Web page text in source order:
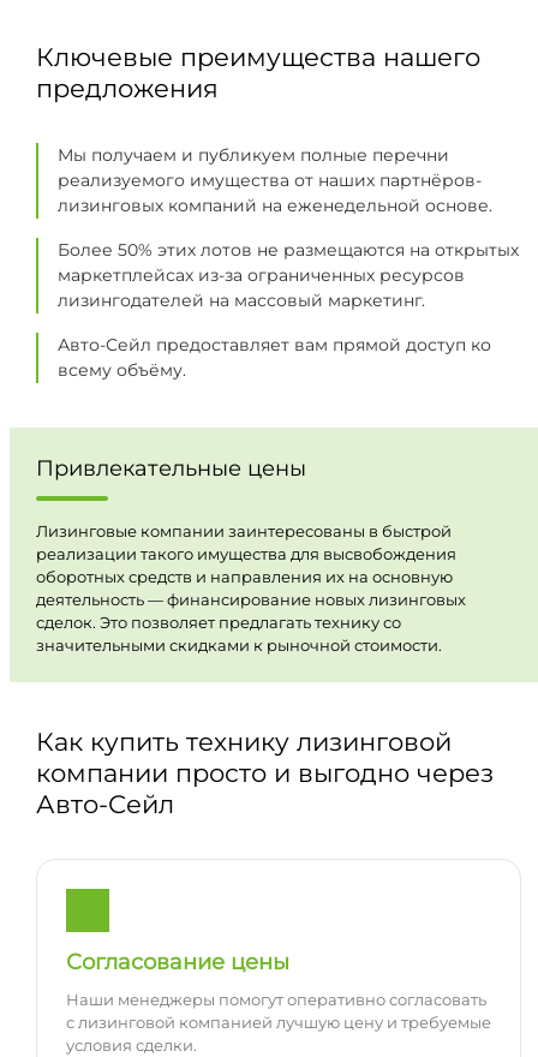
Ключевые преимущества нашего
предложения
Мы получаем и публикуем полные перечни
реализуемого имущества от наших партнёров-
лизинговых компаний на еженедельной основе.
Более 50% этих лотов не размещаются на открытых
маркетплейсах из-за ограниченных ресурсов
лизингодателей на массовый маркетинг.
Авто-Сейл предоставляет вам прямой доступ ко
всему объёму.
Привлекательные цены
Лизинговые компании заинтересованы в быстрой
реализации такого имущества для высвобождения
оборотных средств и направления их на основную
деятельность — финансирование новых лизинговых
сделок. Это позволяет предлагать технику со
значительными скидками к рыночной стоимости.
Как купить технику лизинговой
компании просто и выгодно через
Авто-Сейл
Согласование цены
Наши менеджеры помогут оперативно согласовать
с лизинговой компанией лучшую цену и требуемые
условия сделки.